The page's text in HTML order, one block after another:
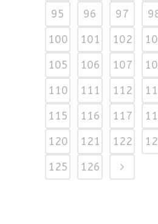
95
96 97
100
101 102
105
106 107
110
111 112
115
116 117
120
121 122
125
126